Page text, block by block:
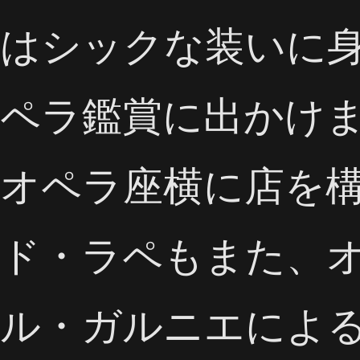
はシックな装いに
ペラ鑑賞に出かけ
オペラ座横に店を
ド・ラペもまた、
ル・ガルニエによ